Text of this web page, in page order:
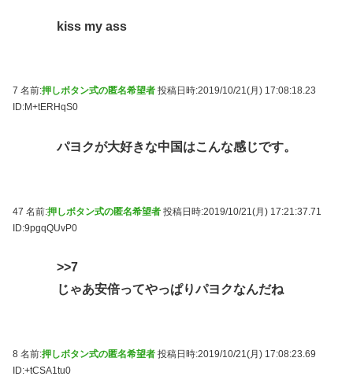
kiss my ass
7 名前:押しボタン式の匿名希望者 投稿日時:2019/10/21(月) 17:08:18.23
ID:M+tERHqS0
パヨクが大好きな中国はこんな感じです。
47 名前:押しボタン式の匿名希望者 投稿日時:2019/10/21(月) 17:21:37.71
ID:9pgqQUvP0
>>7
じゃあ安倍ってやっぱりパヨクなんだね
8 名前:押しボタン式の匿名希望者 投稿日時:2019/10/21(月) 17:08:23.69
ID:+tCSA1tu0